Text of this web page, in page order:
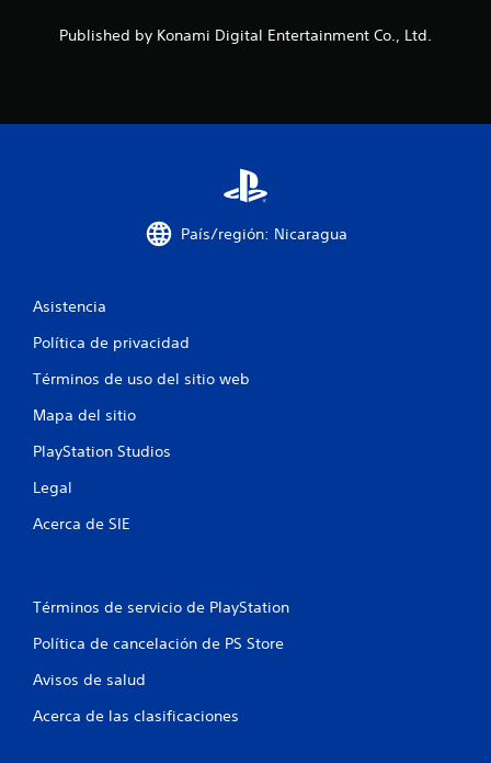
Published by Konami Digital Entertainment Co., Ltd.
País/región: Nicaragua
Asistencia
Política de privacidad
Términos de uso del sitio web
Mapa del sitio
PlayStation Studios
Legal
Acerca de SIE
Términos de servicio de PlayStation
Política de cancelación de PS Store
Avisos de salud
Acerca de las clasificaciones